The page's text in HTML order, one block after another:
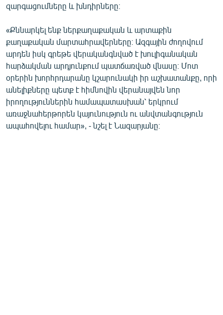
English
Русский
ՀԵՏԵՎԵՔ ՄԵԶ
զարգացումները և խնդիրները։
«Քննարկել ենք ներքաղաքական և արտաքին
քաղաքական մարտահրավերները։ Ազգային ժողովում
արդեն իսկ գրեթե վերականգնված է խուլիգանական
հարձակման արդյունքում պատճառված վնասը։ Մոտ
օրերին խորհրդարանը կշարունակի իր աշխատանքը, որի
անելիքները պետք է հիմնովին վերանայվեն նոր
իրողություններին համապատասխան՝ երկրում
առաջնահերթորեն կայունություն ու անվտանգություն
ապահովելու համար», - նշել է Նազարյանը։